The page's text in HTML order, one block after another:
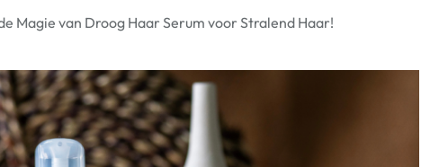
Magie van Droog Haar Serum voor Stralend Haar!